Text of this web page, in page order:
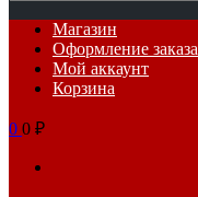
Основное
меню
Магазин
Оформление заказа
Мой аккаунт
Корзина
0 0 ₽